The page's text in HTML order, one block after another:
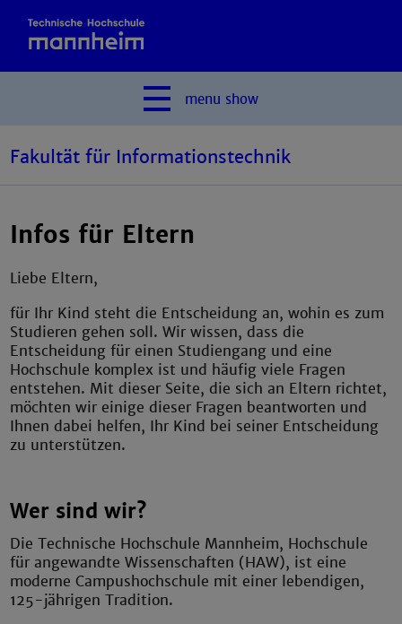
menu show
Fakultät für Informationstechnik
Infos für Eltern
Liebe Eltern,
für Ihr Kind steht die Entscheidung an, wohin es zum
Studieren gehen soll. Wir wissen, dass die
Entscheidung für einen Studiengang und eine
Hochschule komplex ist und häufig viele Fragen
entstehen. Mit dieser Seite, die sich an Eltern richtet,
möchten wir einige dieser Fragen beantworten und
Ihnen dabei helfen, Ihr Kind bei seiner Entscheidung
zu unterstützen.
Wer sind wir?
Die Technische Hochschule Mannheim, Hochschule
für angewandte Wissenschaften (HAW), ist eine
moderne Campushochschule mit einer lebendigen,
125-jährigen Tradition.